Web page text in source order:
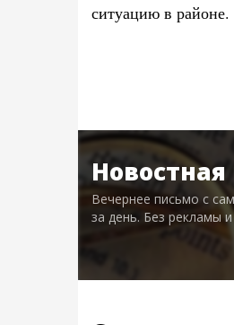
ситуацию в районе.
Вечернее письмо с
за день. Без рекламы